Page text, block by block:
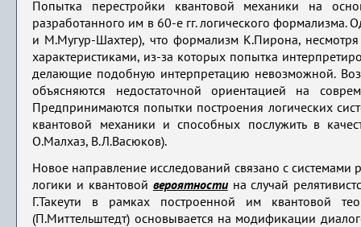
Попытка перестройки квантовой механики на
разработанного им в 60-е гг. логического
и М.Мугур-Шахтер), что формализм К.Пирона,
характеристиками, из-за которых попытка
делающие подобную интерпретацию невозможной.
объясняются недостаточной ориентацией на
Предпринимаются попытки построения логических
квантовой механики и способных послужить в
О.Малхаз, В.Л.Васюков).
Новое направление исследований связано с
логики и квантовой вероятности на случай
Г.Такеути в рамках построенной им квантовой
(П.Миттельштедт) основывается на модификации